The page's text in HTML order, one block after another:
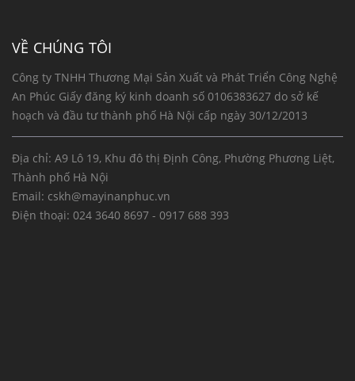
VỀ CHÚNG TÔI
Công ty TNHH Thương Mại Sản Xuất và Phát Triển Công Nghệ
An Phúc Giấy đăng ký kinh doanh số 0106383627 do sở kế
hoạch và đầu tư thành phố Hà Nội cấp ngày 30/12/2013
Địa chỉ: A9 Lô 19, Khu đô thị Định Công, Phường Phương Liệt,
Thành phố Hà Nội
Email: cskh@mayinanphuc.vn
Điện thoại: 024 3640 8697 - 0917 688 393